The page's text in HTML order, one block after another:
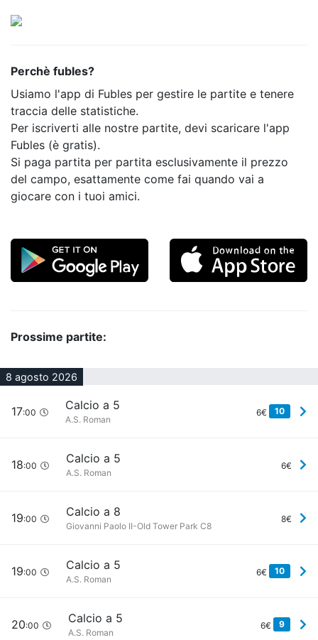
Perchè fubles?
Usiamo l'app di Fubles per gestire le partite e tenere
traccia delle statistiche.
Per iscriverti alle nostre partite, devi scaricare l'app
Fubles (è gratis).
Si paga partita per partita esclusivamente il prezzo
del campo, esattamente come fai quando vai a
giocare con i tuoi amici.
Prossime partite:
8 agosto 2026
17:00
Calcio a 5
A.S. Roman
6€ 10
18:00
Calcio a 5
A.S. Roman
6€
19:00
Calcio a 8
Giovanni Paolo II-Old Tower Park C8
8€
19:00
Calcio a 5
A.S. Roman
6€ 10
20:00
Calcio a 5
A.S. Roman
6€ 9